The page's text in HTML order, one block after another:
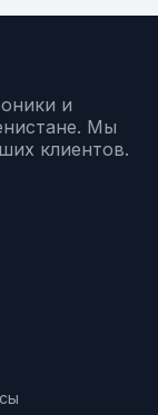
и
Мы
клиентов.